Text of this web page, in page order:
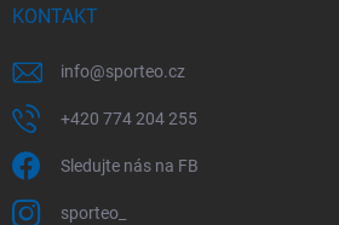
KONTAKT
info@sporteo.cz
+420 774 204 255
Sledujte nás na FB
sporteo_